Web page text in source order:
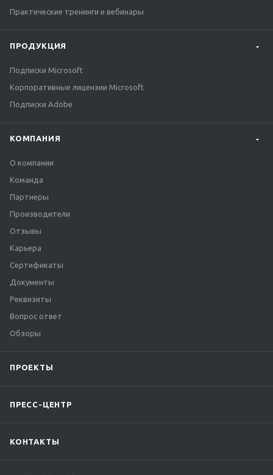
Практические тренинги и вебинары
ПРОДУКЦИЯ
Подписки Microsoft
Корпоративные лицензии Microsoft
Подписки Adobe
КОМПАНИЯ
О компании
Команда
Партнеры
Производители
Отзывы
Карьера
Сертификаты
Документы
Реквизиты
Вопрос ответ
Обзоры
ПРОЕКТЫ
ПРЕСС-ЦЕНТР
КОНТАКТЫ